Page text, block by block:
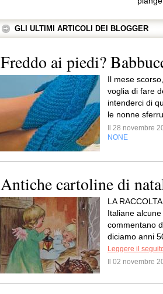
GLI ULTIMI ARTICOLI DEI BLOGGER
Freddo ai piedi?
Il mese
voglia di fare
intenderci di
le nonne
Il 28 novembre
NONE
Antiche cartoline di
LA
Italiane
commentano
diciamo anni
Leggere il
Il 02 novembre